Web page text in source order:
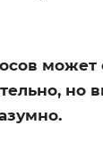
но